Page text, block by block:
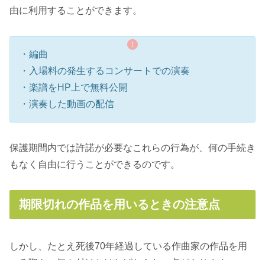
由に利用することができます。
・編曲
・入場料の発生するコンサートでの演奏
・楽譜をHP上で無料公開
・演奏した動画の配信
保護期間内では許諾が必要なこれらの行為が、何の手続き
もなく自由に行うことができるのです。
期限切れの作品を用いるときの注意点
しかし、たとえ死後70年経過している作曲家の作品を用